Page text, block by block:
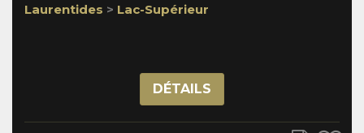
Laurentides > Lac-Supérieur
DÉTAILS